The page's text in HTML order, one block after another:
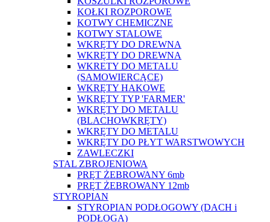
KOŁKI ROZPOROWE
KOTWY CHEMICZNE
KOTWY STALOWE
WKRĘTY DO DREWNA
WKRĘTY DO DREWNA
WKRETY DO METALU
(SAMOWIERCĄCE)
WKRĘTY HAKOWE
WKRĘTY TYP 'FARMER'
WKRĘTY DO METALU
(BLACHOWKRĘTY)
WKRĘTY DO METALU
WKRĘTY DO PŁYT WARSTWOWYCH
ZAWLECZKI
STAL ZBROJENIOWA
PRĘT ŻEBROWANY 6mb
PRĘT ŻEBROWANY 12mb
STYROPIAN
STYROPIAN PODŁOGOWY (DACH i
PODŁOGA)